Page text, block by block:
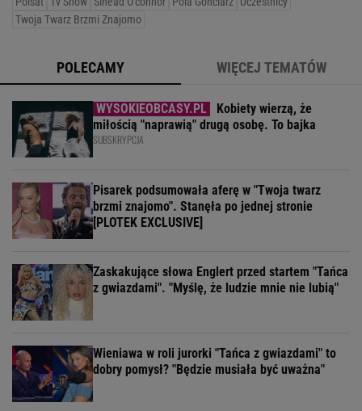
Twoja Twarz Brzmi Znajomo
POLECAMY WIĘCEJ TEMATÓW
Kobiety wierzą, że
miłością "naprawią" drugą osobę. To bajka
SUBSKRYPCJA
Pisarek podsumowała aferę w "Twoja twarz
brzmi znajomo". Stanęła po jednej stronie
[PLOTEK EXCLUSIVE]
Zaskakujące słowa Englert przed startem "Tańca
z gwiazdami". "Myślę, że ludzie mnie nie lubią"
Wieniawa w roli jurorki "Tańca z gwiazdami" to
dobry pomysł? "Będzie musiała być uważna"